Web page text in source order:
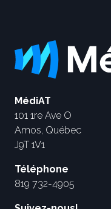
MédiAT
101 1re Ave O
Amos, Québec
J9T 1V1
Téléphone
819 732-4905